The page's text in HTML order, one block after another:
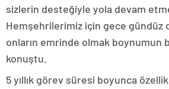
sizlerin desteğiyle yola devam
Hemşehrilerimiz için gece gündüz
onların emrinde olmak boynumun
konuştu.
5 yıllık görev süresi boyunca